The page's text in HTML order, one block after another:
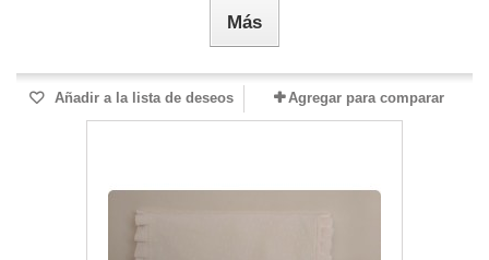
Más
Añadir a la lista de deseos Agregar para comparar